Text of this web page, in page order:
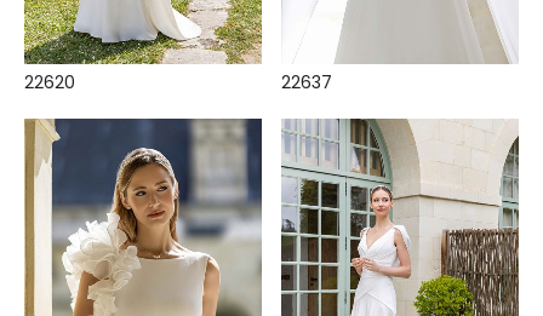
22620 22637